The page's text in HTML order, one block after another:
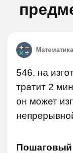
Математика
546. на
тратит 2
он может
Пошаговый